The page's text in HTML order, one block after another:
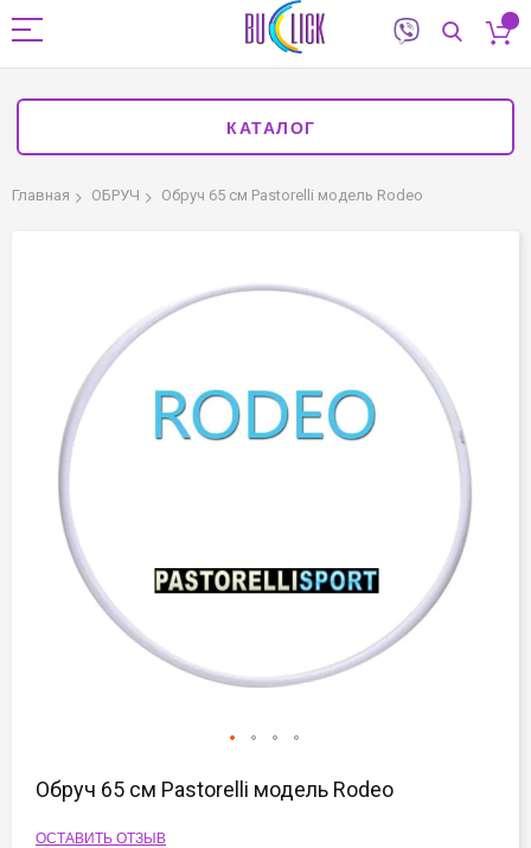
КАТАЛОГ
Главная ОБРУЧ Обруч 65 см Pastorelli модель Rodeo
изображений
началу
Обруч 65 см Pastorelli модель Rodeo
ОСТАВИТЬ ОТЗЫВ